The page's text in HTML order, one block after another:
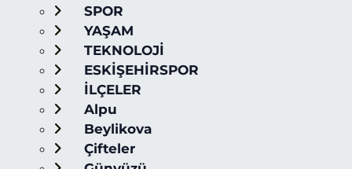
SPOR
YAŞAM
TEKNOLOJİ
ESKİŞEHİRSPOR
İLÇELER
Alpu
Beylikova
Çifteler